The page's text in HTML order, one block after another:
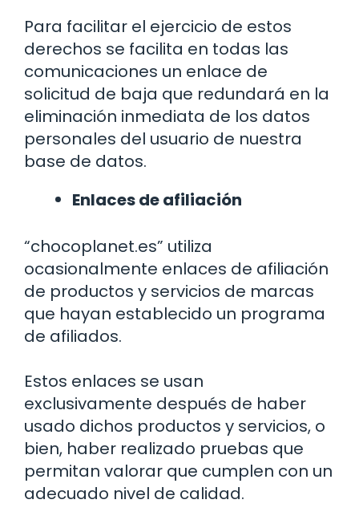
Para facilitar el ejercicio de estos
derechos se facilita en todas las
comunicaciones un enlace de
solicitud de baja que redundará en la
eliminación inmediata de los datos
personales del usuario de nuestra
base de datos.
Enlaces de afiliación
“chocoplanet.es” utiliza
ocasionalmente enlaces de afiliación
de productos y servicios de marcas
que hayan establecido un programa
de afiliados.
Estos enlaces se usan
exclusivamente después de haber
usado dichos productos y servicios, o
bien, haber realizado pruebas que
permitan valorar que cumplen con un
adecuado nivel de calidad.